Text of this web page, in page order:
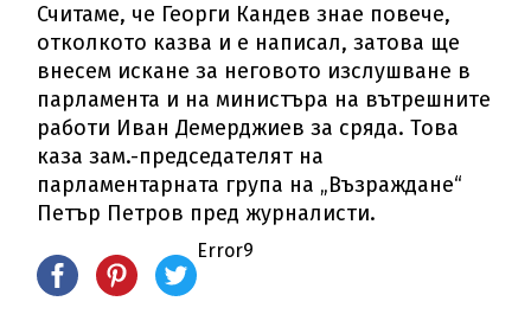
Считаме, че Георги Кандев знае повече,
отколкото казва и е написал, затова ще
внесем искане за неговото изслушване в
парламента и на министъра на вътрешните
работи Иван Демерджиев за сряда. Това
каза зам.-председателят на
парламентарната група на „Възраждане“
Петър Петров пред журналисти.
Error9